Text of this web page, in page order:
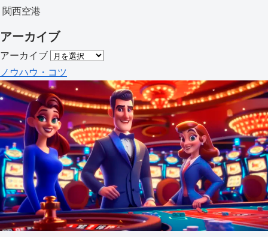
関西空港
アーカイブ
アーカイブ
ノウハウ・コツ